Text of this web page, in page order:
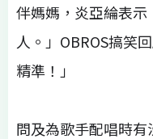
伴媽媽，炎亞綸表
人。」OBROS搞笑
精準！」
問及為歌手配唱時有